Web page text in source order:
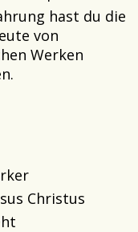
hast du die
von
Werken
Christus